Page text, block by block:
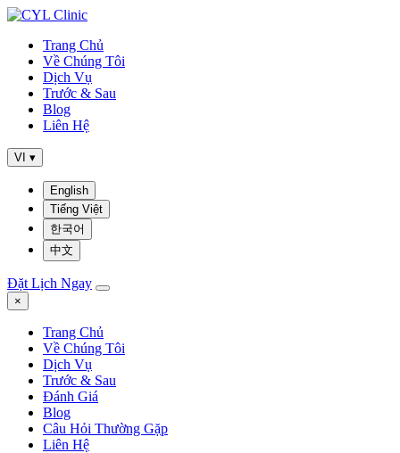
Trang Chủ
Về Chúng Tôi
Dịch Vụ
Trước & Sau
Blog
Liên Hệ
VI ▾
English
Tiếng Việt
한국어
中文
Đặt Lịch Ngay
×
Trang Chủ
Về Chúng Tôi
Dịch Vụ
Trước & Sau
Đánh Giá
Blog
Câu Hỏi Thường Gặp
Liên Hệ